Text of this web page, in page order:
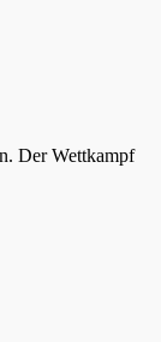
Der Wettkampf